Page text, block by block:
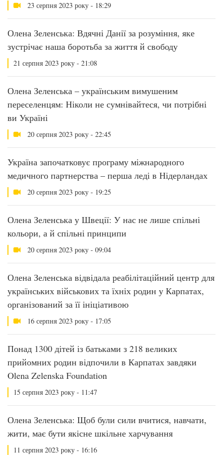
23 серпня 2023 року - 18:29
Олена Зеленська: Вдячні Данії за розуміння, яке
зустрічає наша боротьба за життя й свободу
21 серпня 2023 року - 21:08
Олена Зеленська – українським вимушеним
переселенцям: Ніколи не сумнівайтеся, чи потрібні
ви Україні
20 серпня 2023 року - 22:45
Україна започатковує програму міжнародного
медичного партнерства – перша леді в Нідерландах
20 серпня 2023 року - 19:25
Олена Зеленська у Швеції: У нас не лише спільні
кольори, а й спільні принципи
20 серпня 2023 року - 09:04
Олена Зеленська відвідала реабілітаційний центр для
українських військових та їхніх родин у Карпатах,
організований за її ініціативою
16 серпня 2023 року - 17:05
Понад 1300 дітей із батьками з 218 великих
прийомних родин відпочили в Карпатах завдяки
Olena Zelenska Foundation
15 серпня 2023 року - 11:47
Олена Зеленська: Щоб були сили вчитися, навчати,
жити, має бути якісне шкільне харчування
11 серпня 2023 року - 16:16